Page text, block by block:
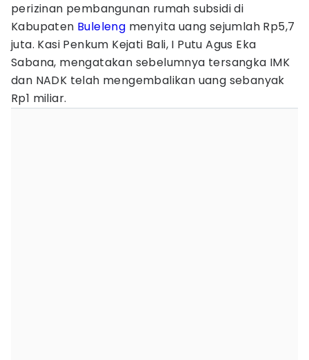
perizinan pembangunan rumah subsidi di
Kabupaten Buleleng menyita uang sejumlah Rp5,7
juta. Kasi Penkum Kejati Bali, I Putu Agus Eka
Sabana, mengatakan sebelumnya tersangka IMK
dan NADK telah mengembalikan uang sebanyak
Rp1 miliar.